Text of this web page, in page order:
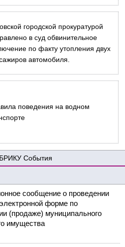
городской прокуратурой
в суд обвинительное
по факту утопления двух
автомобиля.
поведения на водном
События
сообщение о проведении
форме по
(продаже) муниципального
имущества